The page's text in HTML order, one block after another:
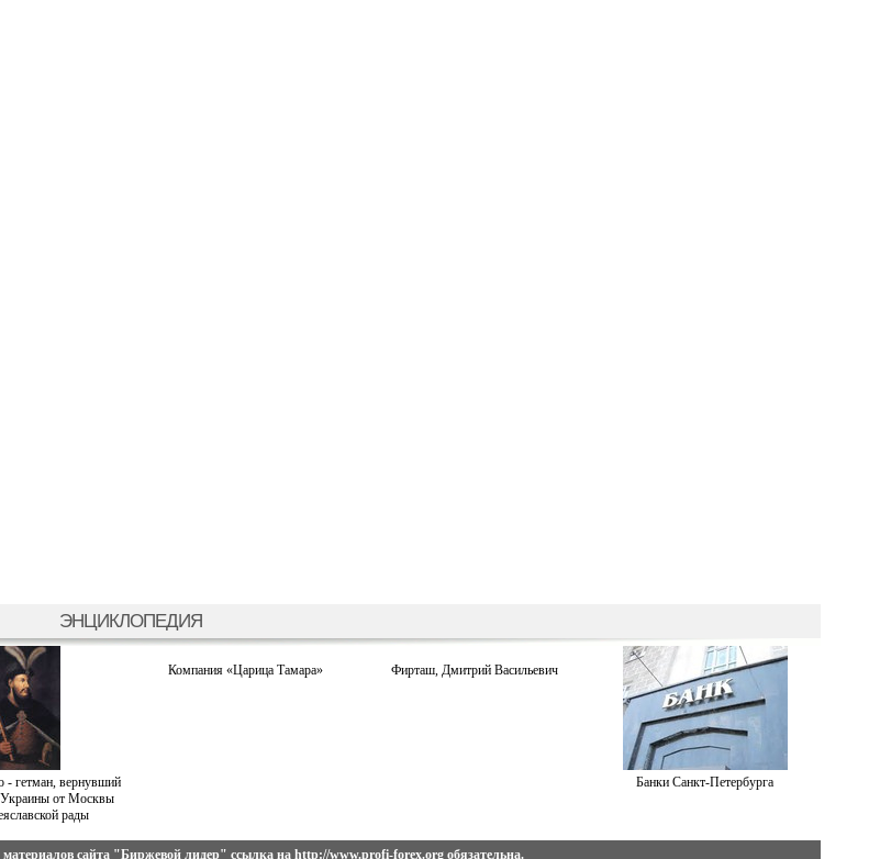
ЭНЦИКЛОПЕДИЯ
- гетман, вернувший
Украины от Москвы
рады
Компания «Царица Тамара» Фирташ, Дмитрий Васильевич
Банки Санкт-Петербурга
сайта "Биржевой лидер" ссылка на http://www.profi-forex.orgобязательна.